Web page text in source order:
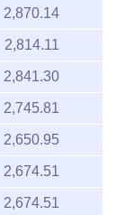
2,870.14
2,814.11
2,841.30
2,745.81
2,650.95
2,674.51
2,674.51